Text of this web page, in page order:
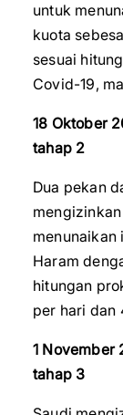
untuk
kuota
sesuai
Covid-19,
18 Oktober
tahap 2
Dua pekan
menunaikan
Haram
hitungan
per hari dan
1 November
tahap 3